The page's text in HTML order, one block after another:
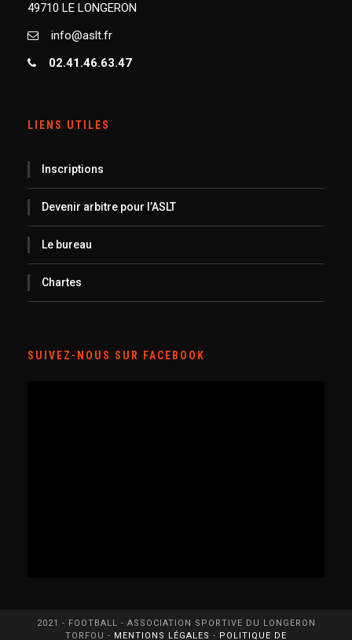
49710 LE LONGERON
info@aslt.fr
02.41.46.63.47
LIENS UTILES
Inscriptions
Devenir arbitre pour l’ASLT
Le bureau
Chartes
SUIVEZ-NOUS SUR FACEBOOK
2021 - FOOTBALL - ASSOCIATION SPORTIVE DU LONGERON
TORFOU - MENTIONS LÉGALES - POLITIQUE DE